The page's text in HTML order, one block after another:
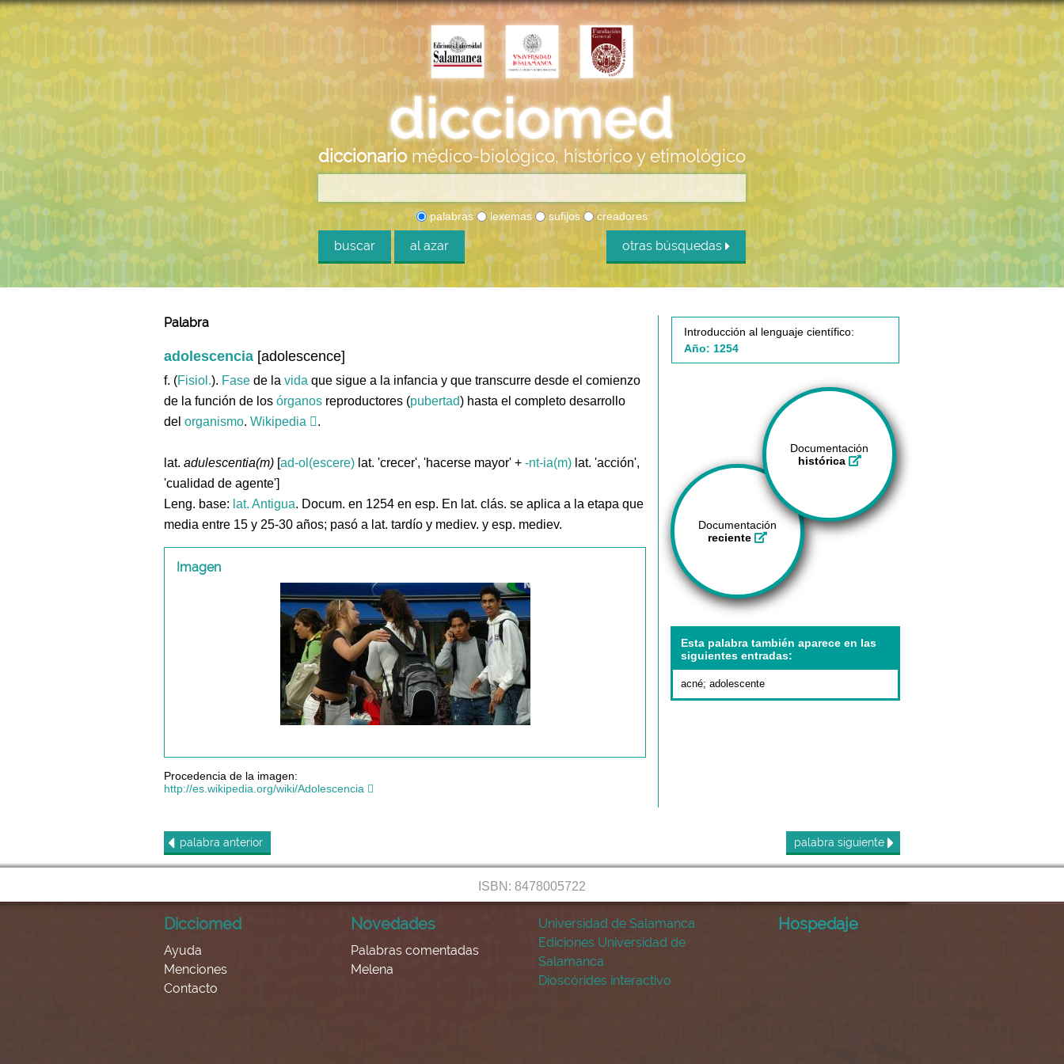
diccionario médico-biológico, histórico y etimológico
palabras lexemas sufijos creadores
buscar al azar otras búsquedas
Palabra
adolescencia [adolescence]
f. (Fisiol.). Fase de la vida que sigue a la infancia y que transcurre desde el comienzo
de la función de los órganos reproductores (pubertad) hasta el completo desarrollo
del organismo. Wikipedia .
lat. adulescentia(m) [ad-ol(escere) lat. 'crecer', 'hacerse mayor' + -nt-ia(m) lat. 'acción',
'cualidad de agente']
Leng. base: lat. Antigua. Docum. en 1254 en esp. En lat. clás. se aplica a la etapa que
media entre 15 y 25-30 años; pasó a lat. tardío y mediev. y esp. mediev.
Imagen
Procedencia de la imagen:
http://es.wikipedia.org/wiki/Adolescencia
Introducción al lenguaje científico:
Año: 1254
Documentación
histórica
Documentación
reciente
Esta palabra también aparece en las
siguientes entradas:
acné; adolescente
palabra anterior palabra siguiente
ISBN: 8478005722
Dicciomed
Ayuda
Menciones
Contacto
Novedades
Palabras comentadas
Melena
Universidad de Salamanca
Ediciones Universidad de
Salamanca
Dioscórides interactivo
Hospedaje